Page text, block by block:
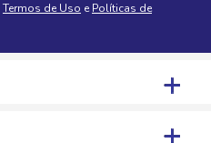
Termos de Uso e Políticas de